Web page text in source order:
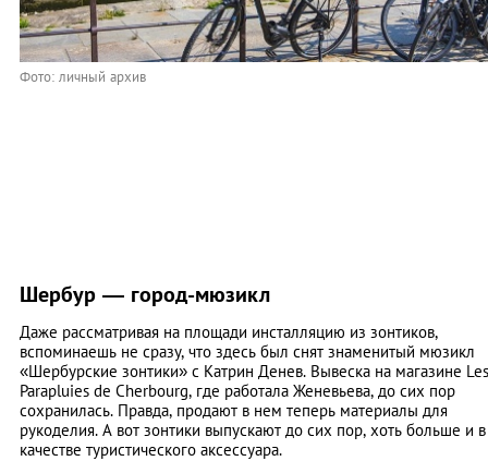
Фото: личный архив
Шербур ― город-мюзикл
Даже рассматривая на площади инсталляцию из зонтиков,
вспоминаешь не сразу, что здесь был снят знаменитый мюзикл
«Шербурские зонтики» с Катрин Денев. Вывеска на магазине Les
Parapluies de Cherbourg, где работала Женевьева, до сих пор
сохранилась. Правда, продают в нем теперь материалы для
рукоделия. А вот зонтики выпускают до сих пор, хоть больше и в
качестве туристического аксессуара.